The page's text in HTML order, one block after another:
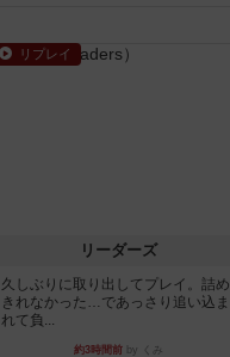
リプレイ
リーダーズ
久しぶりに取り出してプレイ。詰め
きれなかった…であっさり追い込ま
れて負...
約3時間前by くみ